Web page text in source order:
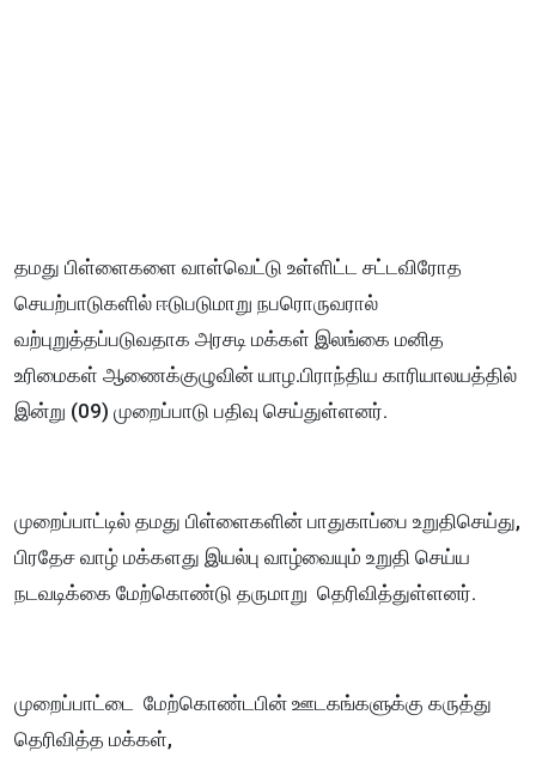
தமது பிள்ளைகளை வாள்வெட்டு உள்ளிட்ட சட்டவிரோத
செயற்பாடுகளில் ஈடுபடுமாறு நபரொருவரால்
வற்புறுத்தப்படுவதாக அரசடி மக்கள் இலங்கை மனித
உரிமைகள் ஆணைக்குழுவின் யாழ.பிராந்திய காரியாலயத்தில்
இன்று (09) முறைப்பாடு பதிவு செய்துள்ளனர்.
முறைப்பாட்டில் தமது பிள்ளைகளின் பாதுகாப்பை உறுதிசெய்து,
பிரதேச வாழ் மக்களது இயல்பு வாழ்வையும் உறுதி செய்ய
நடவடிக்கை மேற்கொண்டு தருமாறு தெரிவித்துள்ளனர்.
முறைப்பாட்டை மேற்கொண்டபின் ஊடகங்களுக்கு கருத்து
தெரிவித்த மக்கள்,